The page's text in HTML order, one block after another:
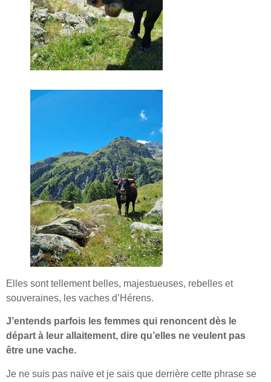
Elles sont tellement belles, majestueuses, rebelles et
souveraines, les vaches d’Hérens.
J’entends parfois les femmes qui renoncent dès le
départ à leur allaitement, dire qu’elles ne veulent pas
être une vache.
Je ne suis pas naïve et je sais que derrière cette phrase se